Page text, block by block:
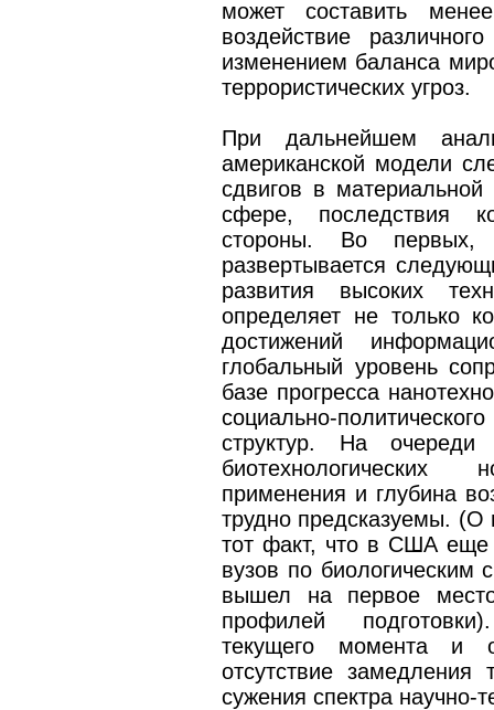
может составить
воздействие
изменением баланса
террористических угроз.
При дальнейшем
американской модели
сдвигов в материальной
сфере, последствия
стороны. Во первых,
развертывается
развития высоких
определяет не только
достижений
глобальный уровень
базе прогресса
социально-
структур. На
применения и глубина
трудно предсказуемы. (О
тот факт, что в США еще
вузов по биологическим
вышел на первое место
профилей
текущего момента и
отсутствие
сужения спектра научно-